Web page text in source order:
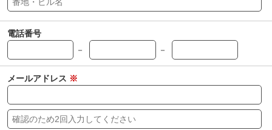
電話番号
－
－
メールアドレス ※